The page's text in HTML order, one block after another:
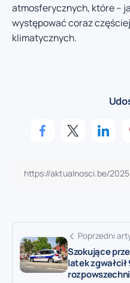
atmosferycznych, które –
występować coraz
klimatycznych.
Poprzedni
Szokujące
latek